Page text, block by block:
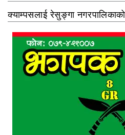
क्याम्पसलाई रेसुङ्गा